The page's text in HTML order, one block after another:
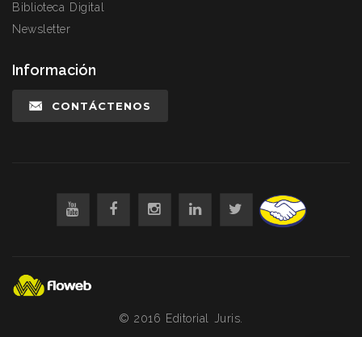
Biblioteca Digital
Newsletter
Información
CONTÁCTENOS
© 2016 Editorial Juris.